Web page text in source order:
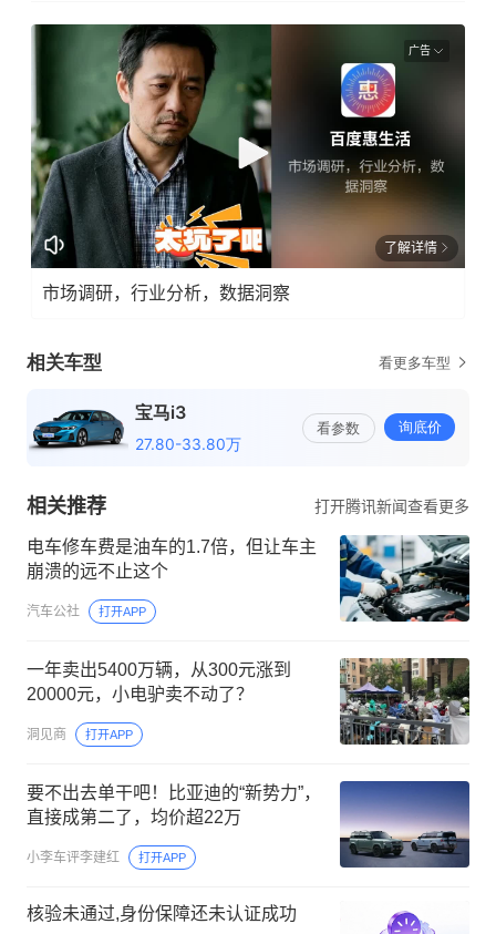
广告
了解详情
市场调研，行业分析，数据洞察
相关推荐 打开腾讯新闻查看更多
电车修车费是油车的1.7倍，但让车主
崩溃的远不止这个
汽车公社 打开APP
一年卖出5400万辆，从300元涨到
20000元，小电驴卖不动了？
洞见商 打开APP
要不出去单干吧！比亚迪的“新势力”，
直接成第二了，均价超22万
小李车评李建红 打开APP
核验未通过,身份保障还未认证成功